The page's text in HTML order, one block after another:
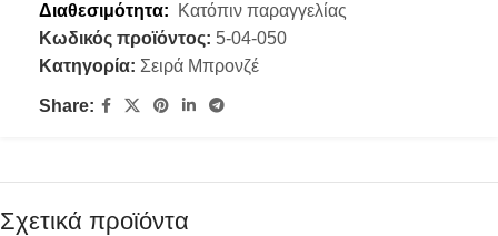
Διαθεσιμότητα:
Κατόπιν παραγγελίας
Κωδικός προϊόντος: 5-04-050
Κατηγορία: Σειρά Μπρονζέ
Share:
Σχετικά προϊόντα